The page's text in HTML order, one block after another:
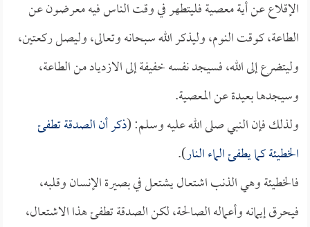
الإقلاع عن أية معصية فليتطهر في وقت الناس فيه معرضون عن
الطاعة، كوقت النوم، وليذكر الله سبحانه وتعالى، وليصل ركعتين،
وليتضرع إلى الله، فسيجد نفسه خفيفة إلى الازدياد من الطاعة،
وسيجدها بعيدة عن المعصية.
ولذلك فإن النبي صلى الله عليه وسلم: (ذكر أن الصدقة تطفئ
الخطيئة كما يطفئ الماء النار).
فالخطيئة وهي الذنب اشتعال يشتعل في بصيرة الإنسان وقلبه،
فيحرق إيمانه وأعماله الصالحة، لكن الصدقة تطفئ هذا الاشتعال،